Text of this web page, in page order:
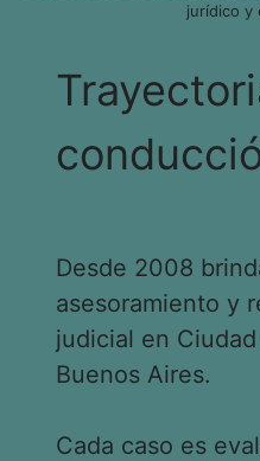
jurídico y
Desde 2008
asesoramiento y
judicial en
Buenos Aires.
Cada caso es